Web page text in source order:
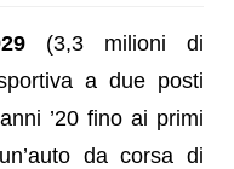
(3,3 milioni di
a due posti
’20 fino ai primi
da corsa di